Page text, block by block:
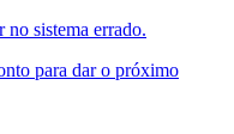
sistema errado.
para dar o próximo